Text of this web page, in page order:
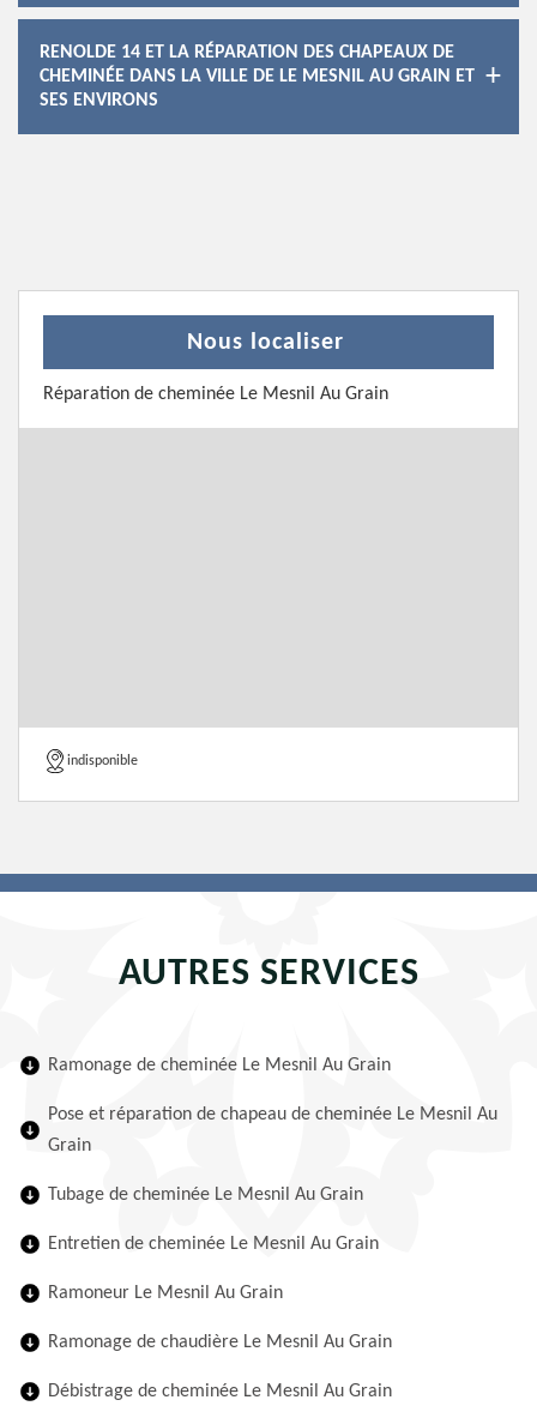
RENOLDE 14 ET LA RÉPARATION DES CHAPEAUX DE
CHEMINÉE DANS LA VILLE DE LE MESNIL AU GRAIN ET
SES ENVIRONS
Nous localiser
Réparation de cheminée Le Mesnil Au Grain
indisponible
AUTRES SERVICES
Ramonage de cheminée Le Mesnil Au Grain
Pose et réparation de chapeau de cheminée Le Mesnil Au
Grain
Tubage de cheminée Le Mesnil Au Grain
Entretien de cheminée Le Mesnil Au Grain
Ramoneur Le Mesnil Au Grain
Ramonage de chaudière Le Mesnil Au Grain
Débistrage de cheminée Le Mesnil Au Grain